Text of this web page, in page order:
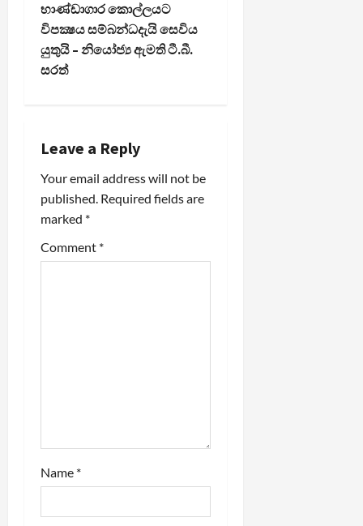
n
a
v
g
a
t
i
භාණ්ඩාගාර කොල්ලයට
විපක්‍ෂය සම්බන්ධදැයි සෙවිය
යුතුයි – නියෝජ්‍ය ඇමති ටී.බී.
සරත්
Leave a Reply
Your email address will not be
published. Required fields are
marked *
Comment *
Name *